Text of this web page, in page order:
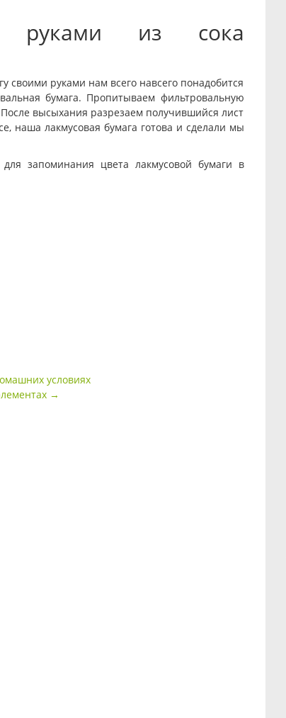
руками из сока
своими руками нам всего навсего понадобится
бумага. Пропитываем фильтровальную
высыхания разрезаем получившийся лист
наша лакмусовая бумага готова и сделали мы
запоминания цвета лакмусовой бумаги в
условиях
→